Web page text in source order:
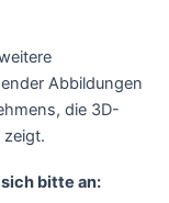
Abbildungen
die 3D-
zeigt.
bitte an: